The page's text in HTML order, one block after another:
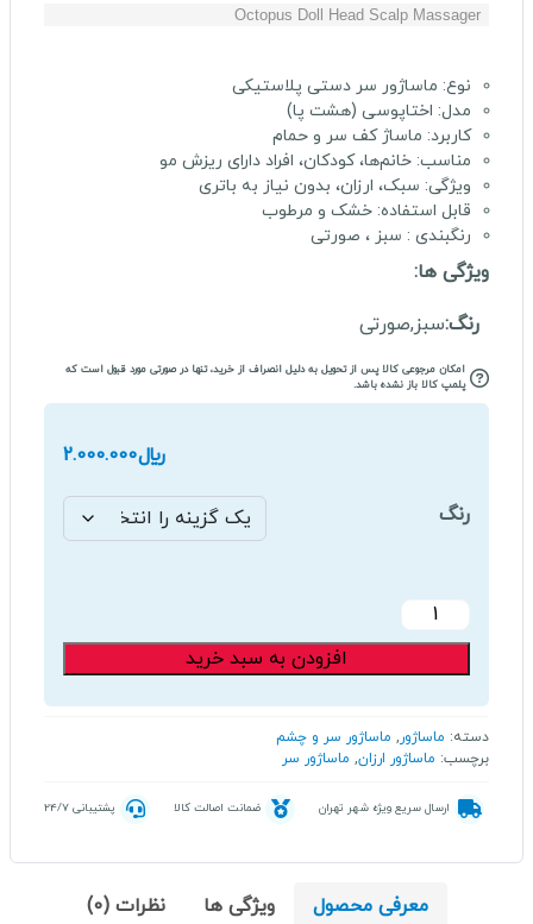
Octopus Doll Head Scalp Massager
نوع: ماساژور سر دستی پلاستیکی
مدل: اختاپوسی (هشت پا)
کاربرد: ماساژ کف سر و حمام
مناسب: خانم‌ها، کودکان، افراد دارای ریزش مو
ویژگی: سبک، ارزان، بدون نیاز به باتری
قابل استفاده: خشک و مرطوب
رنگبندی : سبز ، صورتی
ویژگی ها:
رنگ:سبز,صورتی
امکان مرجوعی کالا پس از تحویل به دلیل انصراف از خرید، تنها در صورتی مورد قبول است که
پلمپ کالا باز نشده باشد.
﷼2.000.000
رنگ
ماساژور
سر
عروسکی
عدد
افزودن به سبد خرید
دسته: ماساژور, ماساژور سر و چشم
برچسب: ماساژور ارزان, ماساژور سر
ارسال سریع ویژه شهر تهران ضمانت اصالت کالا پشتیبانی 24/7
معرفی محصول ویژگی ها نظرات (0)